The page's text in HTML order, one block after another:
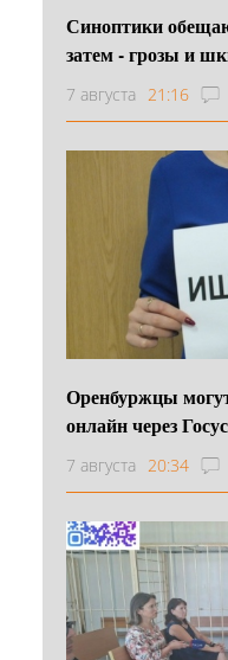
Синоптики
затем - грозы и
7 августа 21:16
Оренбуржцы
онлайн через
7 августа 20:34